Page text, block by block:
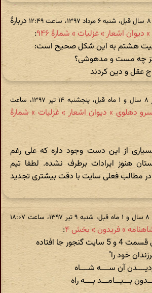
دربارهٔ
اشعار » غزلیات » شمارهٔ ۹۴۶
:
بیت هشتم به این شکل صحیح است:
چه مست و مدهوشی؟
عقل و دین کردند
در ‫۸ سال و ۱ ماه قبل، پنجشنبه ۱۴ تیر ۱۳۹۷، ساعت
دهلوی » دیوان اشعار » غزلیات » شمارهٔ
از این دست وجود داره که علی رغم
هنوز ایرادات برطرف نشده. لطفا تیم
مطالب فعلی سایت با دقت بیشتری تجدید
» فریدون » بخش ۴ :
جا افتاده
خود را"
آن ســــه شــــاه
بـــیـــامـــد بــــه راه